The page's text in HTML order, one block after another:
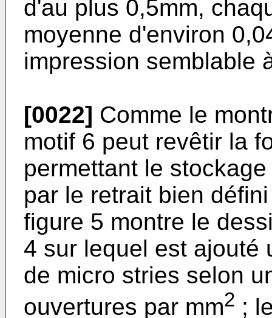
d'au plus 0,5mm,
moyenne d'environ
impression semblable
[0022] Comme le
motif 6 peut revêtir la
permettant le
par le retrait bien
figure 5 montre le
4 sur lequel est ajouté
de micro stries selon
ouvertures par mm2 ;